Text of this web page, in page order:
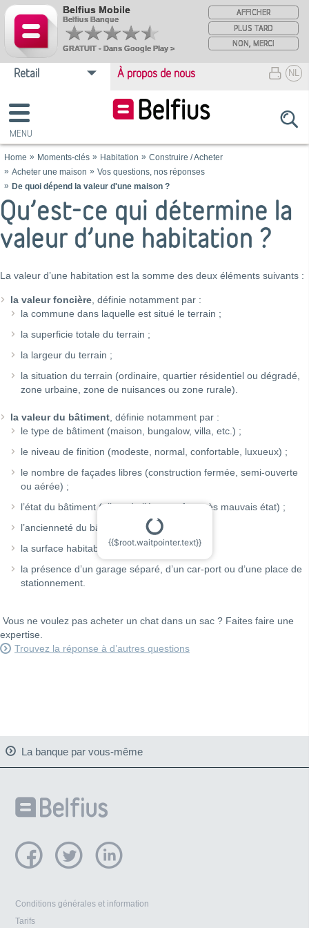
Belfius Mobile
Belfius Banque
GRATUIT - Dans Google Play >
AFFICHER
PLUS TARD
NON, MERCI
{{$root.waitpointer.text}}
Retail À propos de nous  NL

Home Moments-clés Habitation
Construire / Acheter
Acheter une maison
Vos questions, nos réponses
De quoi dépend la valeur d'une maison ?
Qu’est-ce qui détermine la
valeur d’une habitation ?
La valeur d’une habitation est la somme des deux éléments suivants :
la valeur foncière, définie notamment par :
la commune dans laquelle est situé le terrain ;
la superficie totale du terrain ;
la largeur du terrain ;
la situation du terrain (ordinaire, quartier résidentiel ou dégradé,
zone urbaine, zone de nuisances ou zone rurale).
la valeur du bâtiment, définie notamment par :
le type de bâtiment (maison, bungalow, villa, etc.) ;
le niveau de finition (modeste, normal, confortable, luxueux) ;
le nombre de façades libres (construction fermée, semi-ouverte
ou aérée) ;
l’état du bâtiment (allant de l’état neuf au très mauvais état) ;
l’ancienneté du bâtiment ;
la surface habitable ;
la présence d’un garage séparé, d’un car-port ou d’une place de
stationnement.
Vous ne voulez pas acheter un chat dans un sac ? Faites faire une
expertise.
Trouvez la réponse à d’autres questions
La banque par vous-même
Services Mobiles
Services

  
Conditions générales et information
Tarifs